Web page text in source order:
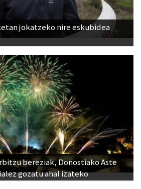
jokatzeko nire eskubidea
bereziak, Donostiako Aste
gozatu ahal izateko